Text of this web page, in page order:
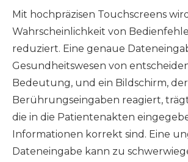
Mit hochpräzisen Touchscreens
Wahrscheinlichkeit von
reduziert. Eine genaue
Gesundheitswesen von
Bedeutung, und ein Bildschirm,
Berührungseingaben reagiert,
die in die Patientenakten
Informationen korrekt sind. Eine
Dateneingabe kann zu